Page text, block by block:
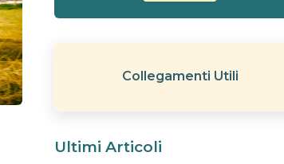
Collegamenti Utili
Ultimi Articoli